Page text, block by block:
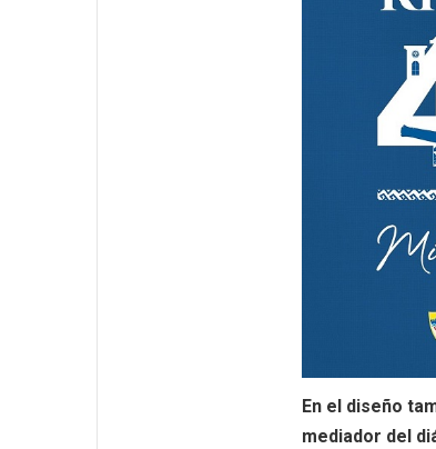
En el diseño
mediador del